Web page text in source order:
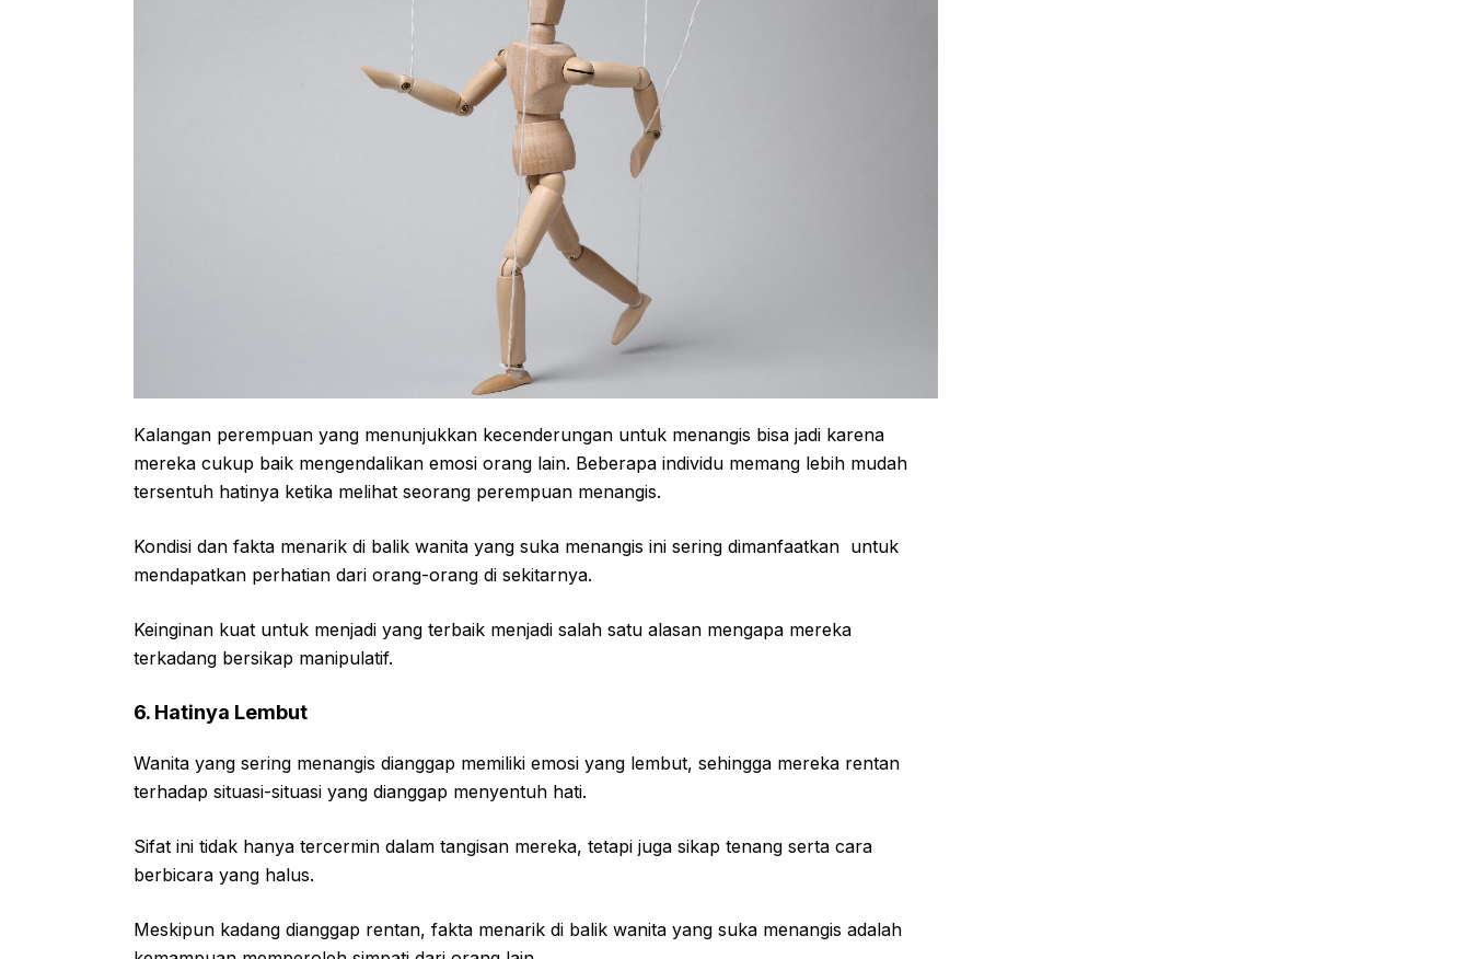
Kalangan perempuan yang menunjukkan kecenderungan untuk menangis bisa jadi karena
mereka cukup baik mengendalikan emosi orang lain. Beberapa individu memang lebih mudah
tersentuh hatinya ketika melihat seorang perempuan menangis.
Kondisi dan fakta menarik di balik wanita yang suka menangis ini sering dimanfaatkan untuk
mendapatkan perhatian dari orang-orang di sekitarnya.
Keinginan kuat untuk menjadi yang terbaik menjadi salah satu alasan mengapa mereka
terkadang bersikap manipulatif.
6. Hatinya Lembut
Wanita yang sering menangis dianggap memiliki emosi yang lembut, sehingga mereka rentan
terhadap situasi-situasi yang dianggap menyentuh hati.
Sifat ini tidak hanya tercermin dalam tangisan mereka, tetapi juga sikap tenang serta cara
berbicara yang halus.
Meskipun kadang dianggap rentan, fakta menarik di balik wanita yang suka menangis adalah